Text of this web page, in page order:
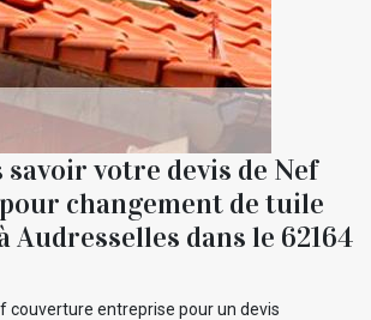
savoir votre devis de Nef
changement de tuile
dans le 62164
couverture entreprise pour un devis